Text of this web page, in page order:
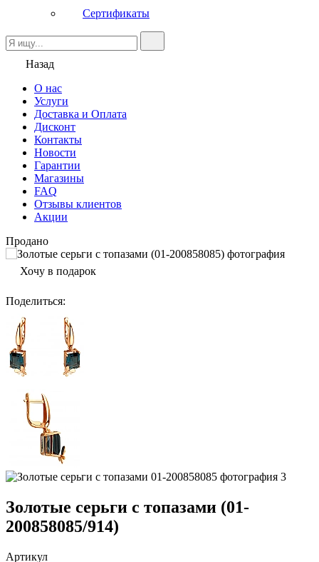
Сертификаты
Назад
О нас
Услуги
Доставка и Оплата
Дисконт
Контакты
Новости
Гарантии
Магазины
FAQ
Отзывы клиентов
Акции
Продано
Хочу в подарок
Поделиться:
Золотые серьги с топазами (01-
200858085/914)
Артикул